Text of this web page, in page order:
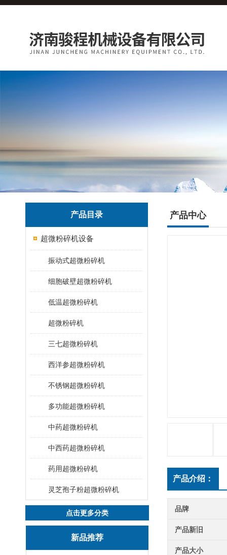
产品目录
超微粉碎机设备
振动式超微粉碎机
细胞破壁超微粉碎机
低温超微粉碎机
超微粉碎机
三七超微粉碎机
西洋参超微粉碎机
不锈钢超微粉碎机
多功能超微粉碎机
中药超微粉碎机
中西药超微粉碎机
药用超微粉碎机
灵芝孢子粉超微粉碎机
点击更多分类
新品推荐
产品中心
产品介绍：
品牌
产品新旧
产品大小